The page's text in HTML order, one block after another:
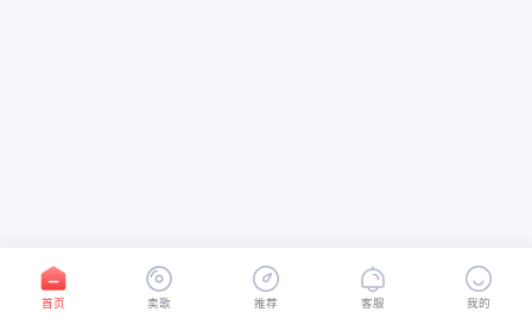
首页 卖歌 推荐 客服 我的